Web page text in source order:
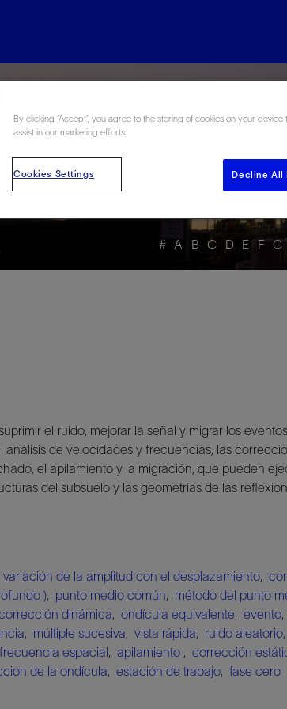
Energy
# A B C D E F G
el ruido, mejorar la señal y migrar los
de velocidades y frecuencias, las
el apilamiento y la migración, que pueden
del subsuelo y las geometrías de las
variación de la amplitud con el desplazamiento,
), punto medio común, método del punto
dinámica, ondícula equivalente, evento,
, múltiple sucesiva, vista rápida, ruido aleatorio,
espacial, apilamiento , corrección
de la ondícula, estación de trabajo, fase cero
By clicking “Accept”, you agree to the storing of cookies on your
assist in our marketing efforts.
Cookies Settings Decline All